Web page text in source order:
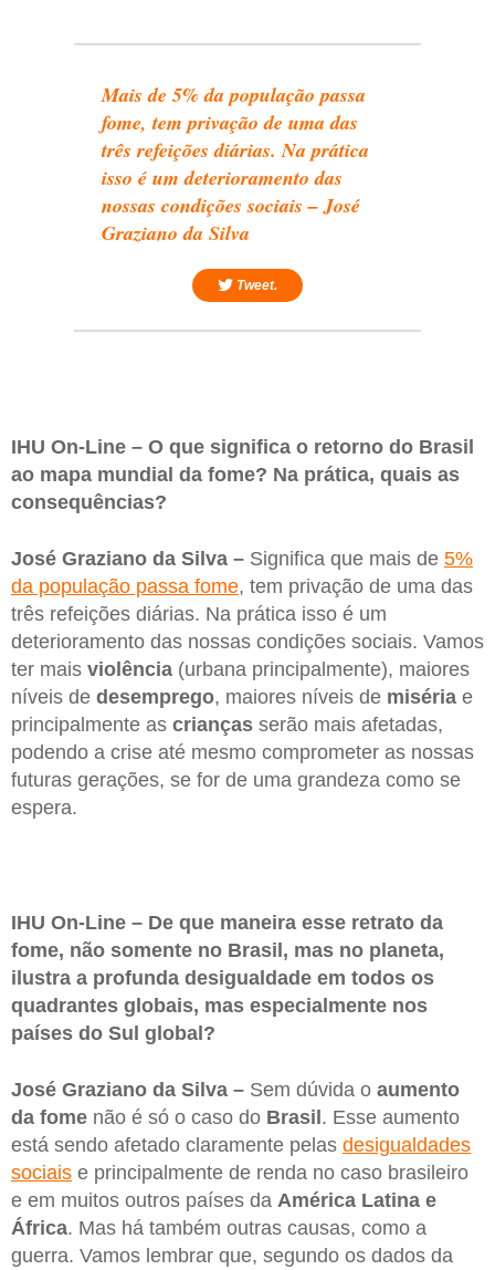
Mais de 5% da população passa
fome, tem privação de uma das
três refeições diárias. Na prática
isso é um deterioramento das
nossas condições sociais – José
Graziano da Silva
Tweet.
IHU On-Line – O que significa o retorno do Brasil
ao mapa mundial da fome? Na prática, quais as
consequências?
José Graziano da Silva – Significa que mais de 5%
da população passa fome, tem privação de uma das
três refeições diárias. Na prática isso é um
deterioramento das nossas condições sociais. Vamos
ter mais violência (urbana principalmente), maiores
níveis de desemprego, maiores níveis de miséria e
principalmente as crianças serão mais afetadas,
podendo a crise até mesmo comprometer as nossas
futuras gerações, se for de uma grandeza como se
espera.
IHU On-Line – De que maneira esse retrato da
fome, não somente no Brasil, mas no planeta,
ilustra a profunda desigualdade em todos os
quadrantes globais, mas especialmente nos
países do Sul global?
José Graziano da Silva – Sem dúvida o aumento
da fome não é só o caso do Brasil . Esse aumento
está sendo afetado claramente pelas desigualdades
sociais e principalmente de renda no caso brasileiro
e em muitos outros países da América Latina e
África. Mas há também outras causas, como a
guerra. Vamos lembrar que, segundo os dados da